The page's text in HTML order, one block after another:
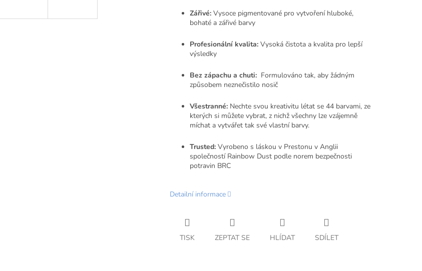
Zářivé: Vysoce pigmentované pro vytvoření hluboké,
bohaté a zářivé barvy
Profesionální kvalita: Vysoká čistota a kvalita pro lepší
výsledky
Bez zápachu a chuti: Formulováno tak, aby žádným
způsobem neznečistilo nosič
Všestranné: Nechte svou kreativitu létat se 44 barvami, ze
kterých si můžete vybrat, z nichž všechny lze vzájemně
míchat a vytvářet tak své vlastní barvy.
Trusted: Vyrobeno s láskou v Prestonu v Anglii
společností Rainbow Dust podle norem bezpečnosti
potravin BRC
Detailní informace
TISK ZEPTAT SE HLÍDAT SDÍLET